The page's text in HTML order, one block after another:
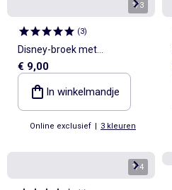
1/3
(3)
Disney-broek met
cargozakken
€ 9,00
In winkelmandje
Online exclusief | 3 kleuren
1/4